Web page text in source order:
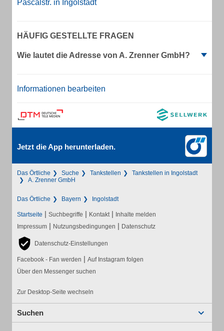
Pascalstr. in Ingolstadt
HÄUFIG GESTELLTE FRAGEN
Wie lautet die Adresse von A. Zrenner GmbH?
Informationen bearbeiten
Jetzt die App herunterladen.
Das Örtliche Suche Tankstellen
Tankstellen in Ingolstadt
A. Zrenner GmbH
Das Örtliche Bayern Ingolstadt
Startseite | Suchbegriffe | Kontakt | Inhalte melden
Impressum | Nutzungsbedingungen | Datenschutz
Datenschutz-Einstellungen
Facebook - Fan werden | Auf Instagram folgen
Über den Messenger suchen
Zur Desktop-Seite wechseln
Suchen